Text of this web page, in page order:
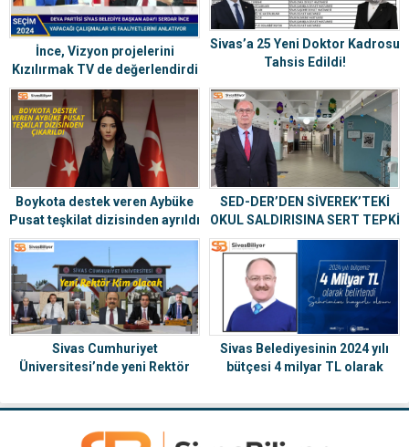
İnce, Vizyon projelerini
Kızılırmak TV de değerlendirdi
Sivas’a 25 Yeni Doktor Kadrosu
Tahsis Edildi!
Boykota destek veren Aybüke
Pusat teşkilat dizisinden ayrıldı
SED-DER’DEN SİVEREK’TEKİ
OKUL SALDIRISINA SERT TEPKİ
Sivas Cumhuriyet
Üniversitesi’nde yeni Rektör
Sivas Belediyesinin 2024 yılı
bütçesi 4 milyar TL olarak